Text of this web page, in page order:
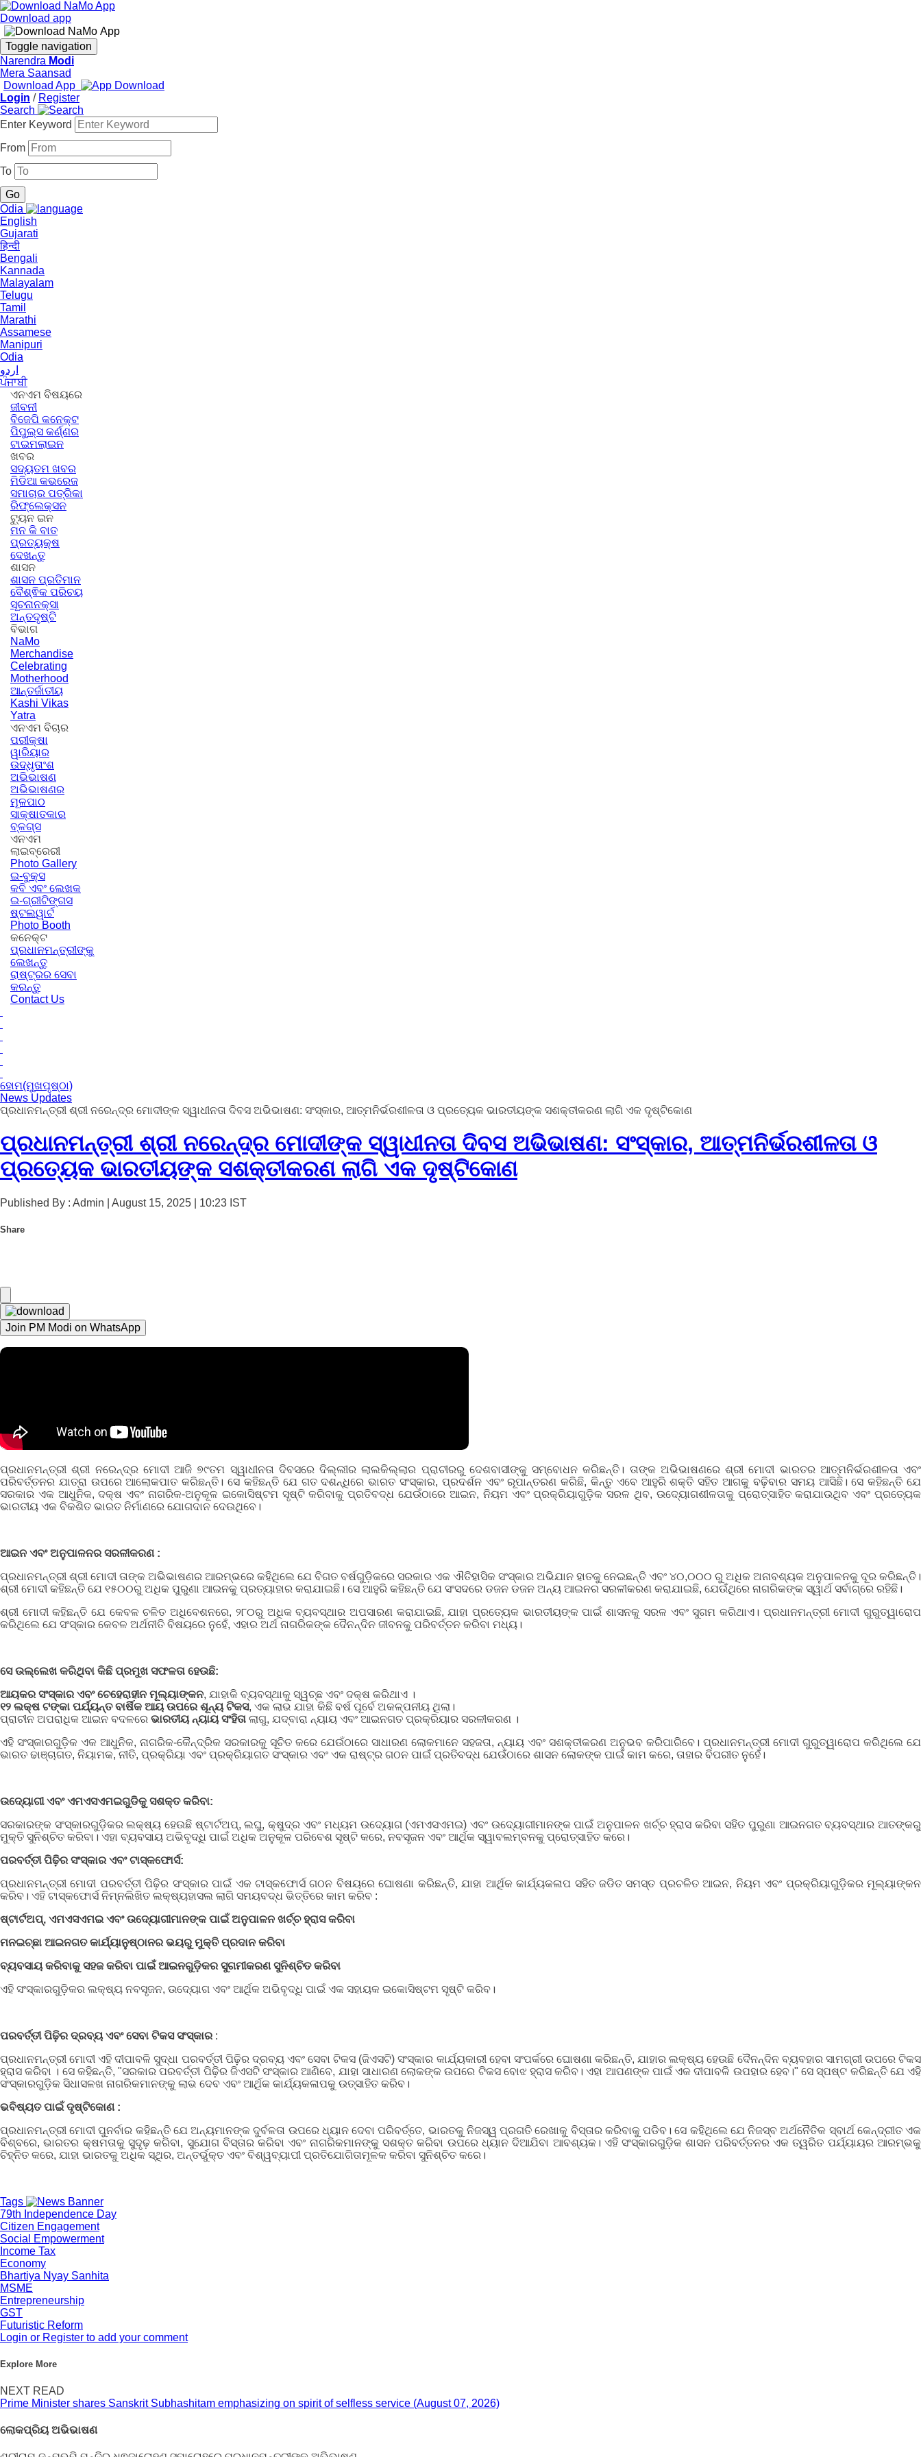
Download app
Toggle navigation
Narendra Modi
Mera Saansad
Download App
Login / Register
Search
Enter Keyword
From
To
Odia
English
Gujarati
हिन्दी
Bengali
Kannada
Malayalam
Telugu
Tamil
Marathi
Assamese
Manipuri
Odia
اردو
ਪੰਜਾਬੀ
ଏନଏମ ବିଷୟରେ
ଜୀବନୀ
ବିଜେପି କନେକ୍ଟ
ପିପୁଲ୍ସ କର୍ଣ୍ଣର
ଟାଇମଲାଇନ
ଖବର
ସଦ୍ୟତମ ଖବର
ମିଡିଆ କଭରେଜ
ସମାଚାର ପତ୍ରିକା
ରିଫ୍ଲେକ୍ସନ
ଟ୍ୟୁନ ଇନ
ମନ କି ବାତ
ପ୍ରତ୍ୟକ୍ଷ
ଦେଖନ୍ତୁ
ଶାସନ
ଶାସନ ପ୍ରତିମାନ
ବୈଶ୍ଵିକ ପରିଚୟ
ସୂଚନାନକ୍ସା
ଅନ୍ତଦୃଷ୍ଟି
ବିଭାଗ
NaMo
Merchandise
Celebrating
Motherhood
ଆନ୍ତର୍ଜାତୀୟ
Kashi Vikas
Yatra
ଏନଏମ ବିଚାର
ପରୀକ୍ଷା
ୱାରିୟାର
ଉଦ୍ଧୃତାଂଶ
ଅଭିଭାଷଣ
ଅଭିଭାଷଣର
ମୂଳପାଠ
ସାକ୍ଷାତକାର
ବ୍ଳଗ୍ସ
ଏନଏମ
ଲାଇବ୍ରେରୀ
Photo Gallery
ଇ-ବୁକ୍ସ
କବି ଏବଂ ଲେଖକ
ଇ-ଗ୍ରୀଟିଙ୍ଗସ
ଷ୍ଟଲୱାର୍ଟ
Photo Booth
କନେକ୍ଟ
ପ୍ରଧାନମନ୍ତ୍ରୀଙ୍କୁ
ଲେଖନ୍ତୁ
ରାଷ୍ଟ୍ରର ସେବା
କରନ୍ତୁ
Contact Us
ହୋମ(ମୁଖପୃଷ୍ଠା)
News Updates
ପ୍ରଧାନମନ୍ତ୍ରୀ ଶ୍ରୀ ନରେନ୍ଦ୍ର ମୋଦୀଙ୍କ ସ୍ୱାଧୀନତା ଦିବସ ଅଭିଭାଷଣ: ସଂସ୍କାର, ଆତ୍ମନିର୍ଭରଶୀଳତା ଓ ପ୍ରତ୍ୟେକ ଭାରତୀୟଙ୍କ ସଶକ୍ତୀକରଣ ଲାଗି ଏକ ଦୃଷ୍ଟିକୋଣ
ପ୍ରଧାନମନ୍ତ୍ରୀ ଶ୍ରୀ ନରେନ୍ଦ୍ର ମୋଦୀଙ୍କ ସ୍ୱାଧୀନତା ଦିବସ ଅଭିଭାଷଣ: ସଂସ୍କାର, ଆତ୍ମନିର୍ଭରଶୀଳତା ଓ
ପ୍ରତ୍ୟେକ ଭାରତୀୟଙ୍କ ସଶକ୍ତୀକରଣ ଲାଗି ଏକ ଦୃଷ୍ଟିକୋଣ
Published By : Admin | August 15, 2025 | 10:23 IST
Share
Join PM Modi on WhatsApp
ପ୍ରଧାନମନ୍ତ୍ରୀ ଶ୍ରୀ ନରେନ୍ଦ୍ର ମୋଦୀ ଆଜି ୭୯ତମ ସ୍ୱାଧୀନତା ଦିବସରେ ଦିଲ୍ଲୀର ଲାଲକିଲ୍ଲାର ପ୍ରାଚୀରରୁ ଦେଶବାସୀଙ୍କୁ ସମ୍ବୋଧନ କରିଛନ୍ତି। ତାଙ୍କ ଅଭିଭାଷଣରେ ଶ୍ରୀ ମୋଦୀ ଭାରତର ଆତ୍ମନିର୍ଭରଶୀଳତା ଏବଂ
ପରିବର୍ତ୍ତନର ଯାତ୍ରା ଉପରେ ଆଲୋକପାତ କରିଛନ୍ତି। ସେ କହିଛନ୍ତି ଯେ ଗତ ଦଶନ୍ଧିରେ ଭାରତ ସଂସ୍କାର, ପ୍ରଦର୍ଶନ ଏବଂ ରୂପାନ୍ତରଣ କରିଛି, କିନ୍ତୁ ଏବେ ଆହୁରି ଶକ୍ତି ସହିତ ଆଗକୁ ବଢ଼ିବାର ସମୟ ଆସିଛି। ସେ କହିଛନ୍ତି ଯେ
ସରକାର ଏକ ଆଧୁନିକ, ଦକ୍ଷ ଏବଂ ନାଗରିକ-ଅନୁକୂଳ ଇକୋସିଷ୍ଟମ ସୃଷ୍ଟି କରିବାକୁ ପ୍ରତିବଦ୍ଧ ଯେଉଁଠାରେ ଆଇନ, ନିୟମ ଏବଂ ପ୍ରକ୍ରିୟାଗୁଡ଼ିକ ସରଳ ଥିବ, ଉଦ୍ୟୋଗଶୀଳତାକୁ ପ୍ରୋତ୍ସାହିତ କରାଯାଉଥିବ ଏବଂ ପ୍ରତ୍ୟେକ
ଭାରତୀୟ ଏକ ବିକଶିତ ଭାରତ ନିର୍ମାଣରେ ଯୋଗଦାନ ଦେଉଥିବେ।
ଆଇନ ଏବଂ ଅନୁପାଳନର ସରଳୀକରଣ :
ପ୍ରଧାନମନ୍ତ୍ରୀ ଶ୍ରୀ ମୋଦୀ ତାଙ୍କ ଅଭିଭାଷଣର ଆରମ୍ଭରେ କହିଥିଲେ ଯେ ବିଗତ ବର୍ଷଗୁଡ଼ିକରେ ସରକାର ଏକ ଐତିହାସିକ ସଂସ୍କାର ଅଭିଯାନ ହାତକୁ ନେଇଛନ୍ତି ଏବଂ ୪୦,୦୦୦ ରୁ ଅଧିକ ଅନାବଶ୍ୟକ ଅନୁପାଳନକୁ ଦୂର କରିଛନ୍ତି।
ଶ୍ରୀ ମୋଦୀ କହିଛନ୍ତି ଯେ ୧୫୦୦ରୁ ଅଧିକ ପୁରୁଣା ଆଇନକୁ ପ୍ରତ୍ୟାହାର କରାଯାଇଛି। ସେ ଆହୁରି କହିଛନ୍ତି ଯେ ସଂସଦରେ ଡଜନ ଡଜନ ଅନ୍ୟ ଆଇନର ସରଳୀକରଣ କରାଯାଇଛି, ଯେଉଁଥିରେ ନାଗରିକଙ୍କ ସ୍ୱାର୍ଥ ସର୍ବାଗ୍ରେ ରହିଛି।
ଶ୍ରୀ ମୋଦୀ କହିଛନ୍ତି ଯେ କେବଳ ଚଳିତ ଅଧିବେଶନରେ, ୨୮୦ରୁ ଅଧିକ ବ୍ୟବସ୍ଥାର ଅପସାରଣ କରାଯାଇଛି, ଯାହା ପ୍ରତ୍ୟେକ ଭାରତୀୟଙ୍କ ପାଇଁ ଶାସନକୁ ସରଳ ଏବଂ ସୁଗମ କରିଥାଏ। ପ୍ରଧାନମନ୍ତ୍ରୀ ମୋଦୀ ଗୁରୁତ୍ୱାରୋପ
କରିଥିଲେ ଯେ ସଂସ୍କାର କେବଳ ଅର୍ଥନୀତି ବିଷୟରେ ନୁହେଁ, ଏହାର ଅର୍ଥ ନାଗରିକଙ୍କ ଦୈନନ୍ଦିନ ଜୀବନକୁ ପରିବର୍ତ୍ତନ କରିବା ମଧ୍ୟ।
ସେ ଉଲ୍ଲେଖ କରିଥିବା କିଛି ପ୍ରମୁଖ ସଫଳତା ହେଉଛି:
ଆୟକର ସଂସ୍କାର ଏବଂ ଚେହେରାହୀନ ମୂଲ୍ୟାଙ୍କନ, ଯାହାକି ବ୍ୟବସ୍ଥାକୁ ସ୍ୱଚ୍ଛ ଏବଂ ଦକ୍ଷ କରିଥାଏ ।
୧୨ ଲକ୍ଷ ଟଙ୍କା ପର୍ଯ୍ୟନ୍ତ ବାର୍ଷିକ ଆୟ ଉପରେ ଶୂନ୍ୟ ଟିକସ, ଏକ ଲାଭ ଯାହା କିଛି ବର୍ଷ ପୂର୍ବେ ଅକଳ୍ପନୀୟ ଥିଲା।
ପ୍ରାଚୀନ ଅପରାଧିକ ଆଇନ ବଦଳରେ ଭାରତୀୟ ନ୍ୟାୟ ସଂହିତା ଲାଗୁ, ଯଦ୍ବାରା ନ୍ୟାୟ ଏବଂ ଆଇନଗତ ପ୍ରକ୍ରିୟାର ସରଳୀକରଣ ।
ଏହି ସଂସ୍କାରଗୁଡ଼ିକ ଏକ ଆଧୁନିକ, ନାଗରିକ-କୈନ୍ଦ୍ରିକ ସରକାରକୁ ସୂଚିତ କରେ ଯେଉଁଠାରେ ସାଧାରଣ ଲୋକମାନେ ସହଜତା, ନ୍ୟାୟ ଏବଂ ସଶକ୍ତୀକରଣ ଅନୁଭବ କରିପାରିବେ। ପ୍ରଧାନମନ୍ତ୍ରୀ ମୋଦୀ ଗୁରୁତ୍ୱାରୋପ କରିଥିଲେ ଯେ
ଭାରତ ଢାଞ୍ଚାଗତ, ନିୟାମକ, ନୀତି, ପ୍ରକ୍ରିୟା ଏବଂ ପ୍ରକ୍ରିୟାଗତ ସଂସ୍କାର ଏବଂ ଏକ ରାଷ୍ଟ୍ର ଗଠନ ପାଇଁ ପ୍ରତିବଦ୍ଧ ଯେଉଁଠାରେ ଶାସନ ଲୋକଙ୍କ ପାଇଁ କାମ କରେ, ତାହାର ବିପରୀତ ନୁହେଁ।
ଉଦ୍ୟୋଗୀ ଏବଂ ଏମଏସଏମଇଗୁଡିକୁ ସଶକ୍ତ କରିବା:
ସରକାରଙ୍କ ସଂସ୍କାରଗୁଡ଼ିକର ଲକ୍ଷ୍ୟ ହେଉଛି ଷ୍ଟାର୍ଟଅପ୍, ଲଘୁ, କ୍ଷୁଦ୍ର ଏବଂ ମଧ୍ୟମ ଉଦ୍ୟୋଗ (ଏମଏସଏମଇ) ଏବଂ ଉଦ୍ୟୋଗୀମାନଙ୍କ ପାଇଁ ଅନୁପାଳନ ଖର୍ଚ୍ଚ ହ୍ରାସ କରିବା ସହିତ ପୁରୁଣା ଆଇନଗତ ବ୍ୟବସ୍ଥାର ଆତଙ୍କରୁ
ମୁକ୍ତି ସୁନିଶ୍ଚିତ କରିବା। ଏହା ବ୍ୟବସାୟ ଅଭିବୃଦ୍ଧି ପାଇଁ ଅଧିକ ଅନୁକୂଳ ପରିବେଶ ସୃଷ୍ଟି କରେ, ନବସୃଜନ ଏବଂ ଆର୍ଥିକ ସ୍ୱାବଲମ୍ବନକୁ ପ୍ରୋତ୍ସାହିତ କରେ।
ପରବର୍ତ୍ତୀ ପିଢ଼ିର ସଂସ୍କାର ଏବଂ ଟାସ୍କଫୋର୍ସ:
ପ୍ରଧାନମନ୍ତ୍ରୀ ମୋଦୀ ପରବର୍ତ୍ତୀ ପିଢ଼ିର ସଂସ୍କାର ପାଇଁ ଏକ ଟାସ୍କଫୋର୍ସ ଗଠନ ବିଷୟରେ ଘୋଷଣା କରିଛନ୍ତି, ଯାହା ଆର୍ଥିକ କାର୍ଯ୍ୟକଳାପ ସହିତ ଜଡିତ ସମସ୍ତ ପ୍ରଚଳିତ ଆଇନ, ନିୟମ ଏବଂ ପ୍ରକ୍ରିୟାଗୁଡ଼ିକର ମୂଲ୍ୟାଙ୍କନ
କରିବ। ଏହି ଟାସ୍କଫୋର୍ସ ନିମ୍ନଲିଖିତ ଲକ୍ଷ୍ୟହାସଲ ଲାଗି ସମୟବଦ୍ଧ ଭିତ୍ତିରେ କାମ କରିବ :
ଷ୍ଟାର୍ଟଅପ୍, ଏମଏସଏମଇ ଏବଂ ଉଦ୍ୟୋଗୀମାନଙ୍କ ପାଇଁ ଅନୁପାଳନ ଖର୍ଚ୍ଚ ହ୍ରାସ କରିବା
ମନଇଚ୍ଛା ଆଇନଗତ କାର୍ଯ୍ୟାନୁଷ୍ଠାନର ଭୟରୁ ମୁକ୍ତି ପ୍ରଦାନ କରିବା
ବ୍ୟବସାୟ କରିବାକୁ ସହଜ କରିବା ପାଇଁ ଆଇନଗୁଡ଼ିକର ସୁଗମୀକରଣ ସୁନିଶ୍ଚିତ କରିବା
ଏହି ସଂସ୍କାରଗୁଡ଼ିକର ଲକ୍ଷ୍ୟ ନବସୃଜନ, ଉଦ୍ୟୋଗ ଏବଂ ଆର୍ଥିକ ଅଭିବୃଦ୍ଧି ପାଇଁ ଏକ ସହାୟକ ଇକୋସିଷ୍ଟମ ସୃଷ୍ଟି କରିବ।
ପରବର୍ତ୍ତୀ ପିଢ଼ିର ଦ୍ରବ୍ୟ ଏବଂ ସେବା ଟିକସ ସଂସ୍କାର :
ପ୍ରଧାନମନ୍ତ୍ରୀ ମୋଦୀ ଏହି ଦୀପାବଳି ସୁଦ୍ଧା ପରବର୍ତ୍ତୀ ପିଢ଼ିର ଦ୍ରବ୍ୟ ଏବଂ ସେବା ଟିକସ (ଜିଏସଟି) ସଂସ୍କାର କାର୍ଯ୍ୟକାରୀ ହେବା ସଂପର୍କରେ ଘୋଷଣା କରିଛନ୍ତି, ଯାହାର ଲକ୍ଷ୍ୟ ହେଉଛି ଦୈନନ୍ଦିନ ବ୍ୟବହାର ସାମଗ୍ରୀ ଉପରେ ଟିକସ
ହ୍ରାସ କରିବା । ସେ କହିଛନ୍ତି, "ସରକାର ପରବର୍ତ୍ତୀ ପିଢ଼ିର ଜିଏସଟି ସଂସ୍କାର ଆଣିବେ, ଯାହା ସାଧାରଣ ଲୋକଙ୍କ ଉପରେ ଟିକସ ବୋଝ ହ୍ରାସ କରିବ। ଏହା ଆପଣଙ୍କ ପାଇଁ ଏକ ଦୀପାବଳି ଉପହାର ହେବ।" ସେ ସ୍ପଷ୍ଟ କରିଛନ୍ତି ଯେ ଏହି
ସଂସ୍କାରଗୁଡ଼ିକ ସିଧାସଳଖ ନାଗରିକମାନଙ୍କୁ ଲାଭ ଦେବ ଏବଂ ଆର୍ଥିକ କାର୍ଯ୍ୟକଳାପକୁ ଉତ୍ସାହିତ କରିବ।
ଭବିଷ୍ୟତ ପାଇଁ ଦୃଷ୍ଟିକୋଣ :
ପ୍ରଧାନମନ୍ତ୍ରୀ ମୋଦୀ ପୁନର୍ବାର କହିଛନ୍ତି ଯେ ଅନ୍ୟମାନଙ୍କ ଦୁର୍ବଳତା ଉପରେ ଧ୍ୟାନ ଦେବା ପରିବର୍ତ୍ତେ, ଭାରତକୁ ନିଜସ୍ୱ ପ୍ରଗତି ରେଖାକୁ ବିସ୍ତାର କରିବାକୁ ପଡିବ। ସେ କହିଥିଲେ ଯେ ନିଜସ୍ବ ଅର୍ଥନୈତିକ ସ୍ବାର୍ଥ କେନ୍ଦ୍ରୀତ ଏକ
ବିଶ୍ବରେ, ଭାରତର କ୍ଷମତାକୁ ସୁଦୃଢ଼ କରିବା, ସୁଯୋଗ ବିସ୍ତାର କରିବା ଏବଂ ନାଗରିକମାନଙ୍କୁ ସଶକ୍ତ କରିବା ଉପରେ ଧ୍ୟାନ ଦିଆଯିବା ଆବଶ୍ୟକ। ଏହି ସଂସ୍କାରଗୁଡ଼ିକ ଶାସନ ପରିବର୍ତ୍ତନର ଏକ ତ୍ୱରିତ ପର୍ଯ୍ୟାୟର ଆରମ୍ଭକୁ
ଚିହ୍ନିତ କରେ, ଯାହା ଭାରତକୁ ଅଧିକ ସ୍ଥିର, ଅନ୍ତର୍ଭୁକ୍ତ ଏବଂ ବିଶ୍ୱବ୍ୟାପୀ ପ୍ରତିଯୋଗିତାମୂଳକ କରିବା ସୁନିଶ୍ଚିତ କରେ।
Tags
79th Independence Day
Citizen Engagement
Social Empowerment
Income Tax
Economy
Bhartiya Nyay Sanhita
MSME
Entrepreneurship
GST
Futuristic Reform
Login or Register to add your comment
Explore More
NEXT READ
Prime Minister shares Sanskrit Subhashitam emphasizing on spirit of selfless service (August 07, 2026)
ଲୋକପ୍ରିୟ ଅଭିଭାଷଣ